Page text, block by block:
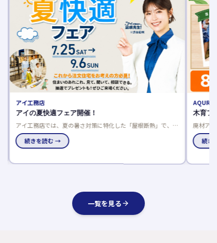
アイ工務店
アイの夏快適フェア開催！
アイ工務店では、夏の暑さ対策に特化した「屋根断熱」で、数
値だけでは分からない本当の涼しさをモデルハウスで体感でき
るフェアを開催中です。
続きを読む →
AQURA
木育フ
廃材ア
国のア
究にも最
続き
一覧を見る